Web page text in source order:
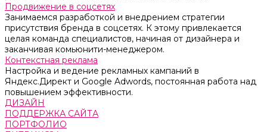
Продвижение в соцсетях
Занимаемся разработкой и внедрением стратегии
присутствия бренда в соцсетях. К этому привлекается
целая команда специалистов, начиная от дизайнера и
заканчивая комьюнити-менеджером.
Контекстная реклама
Настройка и ведение рекламных кампаний в
Яндекс.Директ и Google Adwords, постоянная работа над
повышением эффективности.
ДИЗАЙН
ПОДДЕРЖКА САЙТА
ПОРТФОЛИО